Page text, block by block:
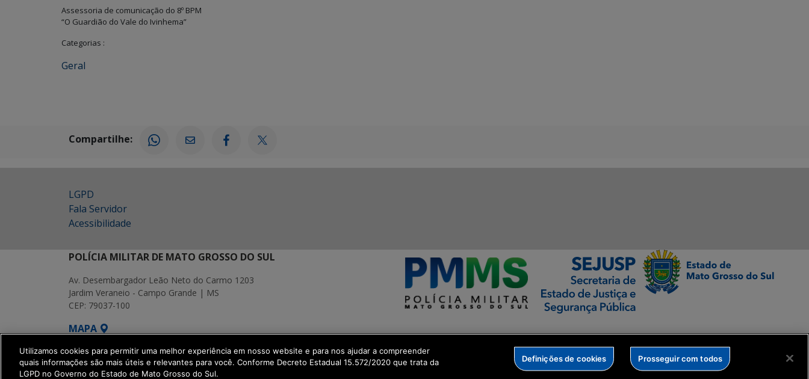
Assessoria de comunicação do 8º BPM
“O Guardião do Vale do Ivinhema”
Categorias :
Geral
Compartilhe:
LGPD
Fala Servidor
Acessibilidade
POLÍCIA MILITAR DE MATO GROSSO DO SUL
Av. Desembargador Leão Neto do Carmo 1203
Jardim Veraneio - Campo Grande | MS
CEP: 79037-100
MAPA
SETDIG | Secretaria-Executiva de Transformação Digital
Utilizamos cookies para permitir uma melhor experiência em nosso website e para nos ajudar a compreender
quais informações são mais úteis e relevantes para você. Conforme Decreto Estadual 15.572/2020 que trata da
LGPD no Governo do Estado de Mato Grosso do Sul.
Definições de cookies Prosseguir com todos